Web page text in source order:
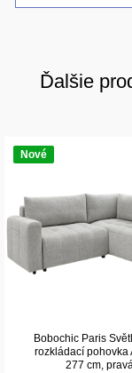
Ďalšie
Nové
Bobochic Paris
rozkládací pohovka
277 cm,